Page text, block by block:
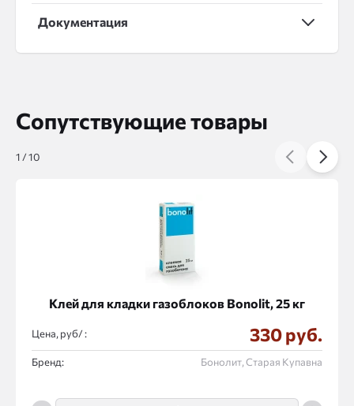
Документация
Сопутствующие товары
Клей для кладки газоблоков Bonolit, 25 кг
Цена, руб/ : 330 руб.
Бренд: Бонолит, Старая Купавна
1 /10